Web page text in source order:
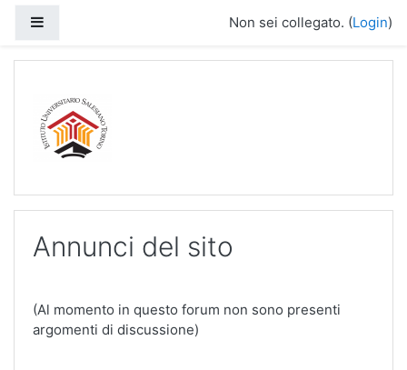
Non sei collegato. (Login)
Annunci del sito
(Al momento in questo forum non sono presenti
argomenti di discussione)